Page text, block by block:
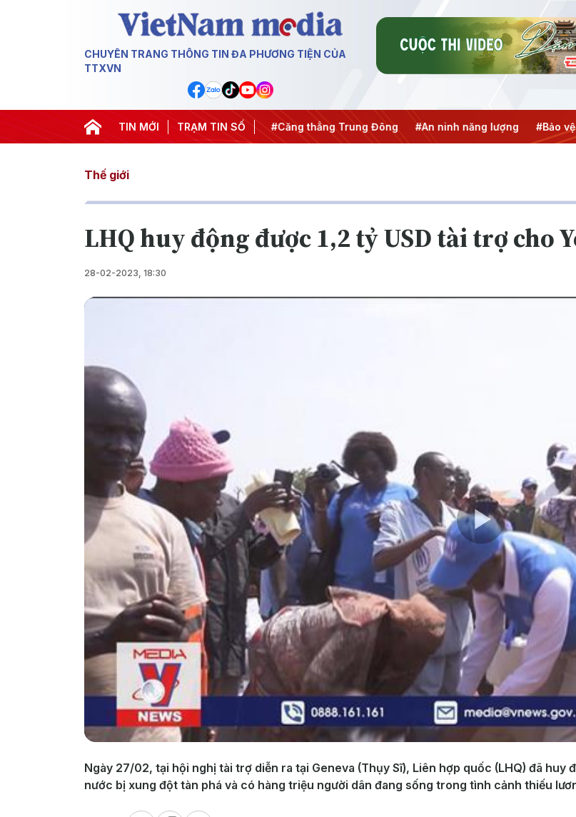
CHUYÊN TRANG THÔNG TIN ĐA PHƯƠNG TIỆN CỦA
TTXVN
TIN MỚI TRẠM TIN SỐ
dịch 500 ngày đêm #Chống khai thác IUU #Căng thẳng Trung Đông #An ninh năng lượng #Bảo vệ
Thế giới
LHQ huy động được 1,2 tỷ USD tài trợ cho
28-02-2023, 18:30
Play
Video
Ngày 27/02, tại hội nghị tài trợ diễn ra tại Geneva (Thụy Sĩ), Liên hợp quốc (LHQ) đã huy
nước bị xung đột tàn phá và có hàng triệu người dân đang sống trong tình cảnh thiếu